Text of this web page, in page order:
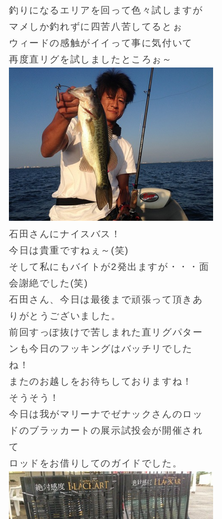
釣りになるエリアを回って色々試しますが
マメしか釣れずに四苦八苦してるとぉ
ウィードの感触がイイって事に気付いて
再度直リグを試しましたところぉ～
石田さんにナイスバス！
今日は貴重ですねぇ～(笑)
そして私にもバイトが2発出ますが・・・面
会謝絶でした(笑)
石田さん、今日は最後まで頑張って頂きあ
りがとうございました。
前回すっぽ抜けで苦しまれた直リグパター
ンも今日のフッキングはバッチリでした
ね！
またのお越しをお待ちしておりますね！
そうそう！
今日は我がマリーナでゼナックさんのロッ
ドのブラッカートの展示試投会が開催され
て
ロッドをお借りしてのガイドでした。